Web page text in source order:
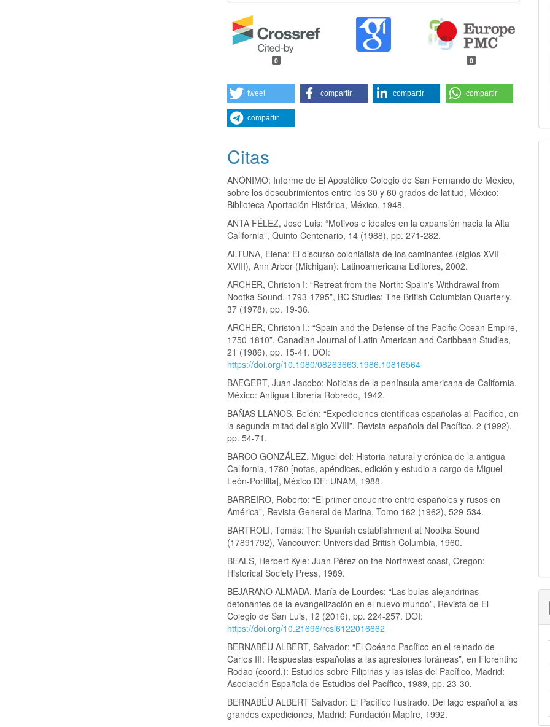
0 0
tweet compartir compartir compartir
compartir
Citas
ANÓNIMO: Informe de El Apostólico Colegio de San Fernando de México,
sobre los descubrimientos entre los 30 y 60 grados de latitud, México:
Biblioteca Aportación Histórica, México, 1948.
ANTA FÉLEZ, José Luis: “Motivos e ideales en la expansión hacia la Alta
California”, Quinto Centenario, 14 (1988), pp. 271-282.
ALTUNA, Elena: El discurso colonialista de los caminantes (siglos XVII-
XVIII), Ann Arbor (Michigan): Latinoamericana Editores, 2002.
ARCHER, Christon I: “Retreat from the North: Spain's Withdrawal from
Nootka Sound, 1793-1795”, BC Studies: The British Columbian Quarterly,
37 (1978), pp. 19-36.
ARCHER, Christon I.: “Spain and the Defense of the Pacific Ocean Empire,
1750-1810”, Canadian Journal of Latin American and Caribbean Studies,
21 (1986), pp. 15-41. DOI:
https://doi.org/10.1080/08263663.1986.10816564
BAEGERT, Juan Jacobo: Noticias de la península americana de California,
México: Antigua Librería Robredo, 1942.
BAÑAS LLANOS, Belén: “Expediciones científicas españolas al Pacífico, en
la segunda mitad del siglo XVIII”, Revista española del Pacífico, 2 (1992),
pp. 54-71.
BARCO GONZÁLEZ, Miguel del: Historia natural y crónica de la antigua
California, 1780 [notas, apéndices, edición y estudio a cargo de Miguel
León-Portilla], México DF: UNAM, 1988.
BARREIRO, Roberto: “El primer encuentro entre españoles y rusos en
América”, Revista General de Marina, Tomo 162 (1962), 529-534.
BARTROLI, Tomás: The Spanish establishment at Nootka Sound
(17891792), Vancouver: Universidad British Columbia, 1960.
BEALS, Herbert Kyle: Juan Pérez on the Northwest coast, Oregon:
Historical Society Press, 1989.
BEJARANO ALMADA, María de Lourdes: “Las bulas alejandrinas
detonantes de la evangelización en el nuevo mundo”, Revista de El
Colegio de San Luis, 12 (2016), pp. 224-257. DOI:
https://doi.org/10.21696/rcsl6122016662
BERNABÉU ALBERT, Salvador: “El Océano Pacífico en el reinado de
Carlos III: Respuestas españolas a las agresiones foráneas”, en Florentino
Rodao (coord.): Estudios sobre Filipinas y las islas del Pacífico, Madrid:
Asociación Española de Estudios del Pacífico, 1989, pp. 23-30.
BERNABÉU ALBERT Salvador: El Pacífico Ilustrado. Del lago español a las
grandes expediciones, Madrid: Fundación Mapfre, 1992.